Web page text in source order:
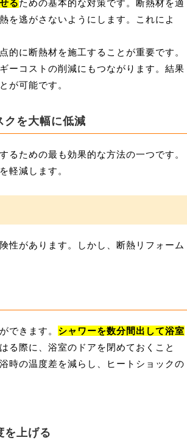
るための基本的な対策です。断熱材を適
を逃がさないようにします。これによ
的に断熱材を施工することが重要です。
ーコストの削減にもつながります。結果
が可能です。
クを大幅に低減
るための最も効果的な方法の一つです。
軽減します。
性があります。しかし、断熱リフォーム
できます。 シャワーを数分間出して浴室
る際に、浴室のドアを閉めておくこと
時の温度差を減らし、ヒートショックの
を上げる